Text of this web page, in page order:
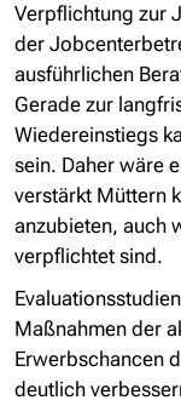
Verpflichtung zur
der
ausführlichen
Gerade zur
Wiedereinstiegs
sein. Daher wäre
verstärkt Müttern
anzubieten, auch
verpflichtet sind.
Maßnahmen der
Erwerbschancen
deutlich